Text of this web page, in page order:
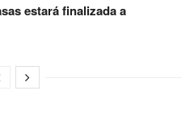
estará finalizada a